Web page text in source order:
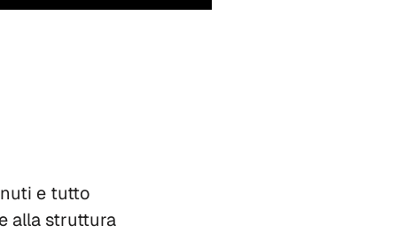
e tutto
alla struttura